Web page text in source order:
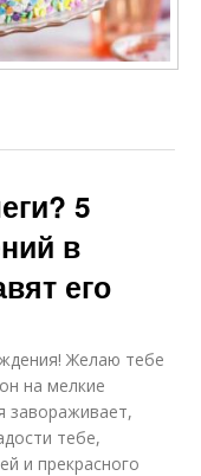
5
в
его
Желаю тебе
на мелкие
завораживает,
тебе,
и прекрасного